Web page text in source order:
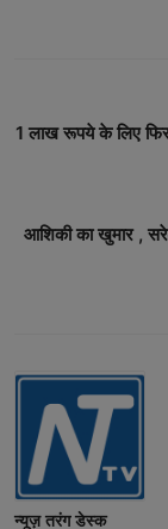
1 लाख रूपये के लिए
आशिकी का खुमार ,
न्यूज़ तरंग डेस्क